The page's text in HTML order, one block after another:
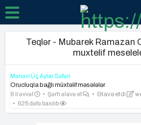
Teqlər - Mubarek Ramazan
muxtelif
Mənəvi Üç Aylar Səfəri
Orucluqla bağlı müxtəlif məsələlər
8 il əvvəl
Şərh əlavə et Əlavə etdi
626 dəfə baxılıb